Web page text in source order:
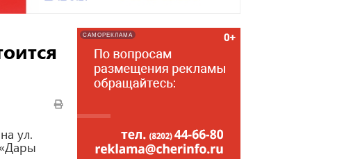
ул.
САМОРЕКЛАМА